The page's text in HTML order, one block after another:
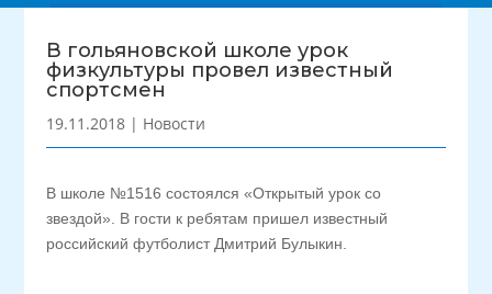
В гольяновской школе урок
физкультуры провел известный
спортсмен
19.11.2018 | Новости
В школе №1516 состоялся «Открытый урок со
звездой». В гости к ребятам пришел известный
российский футболист Дмитрий Булыкин.